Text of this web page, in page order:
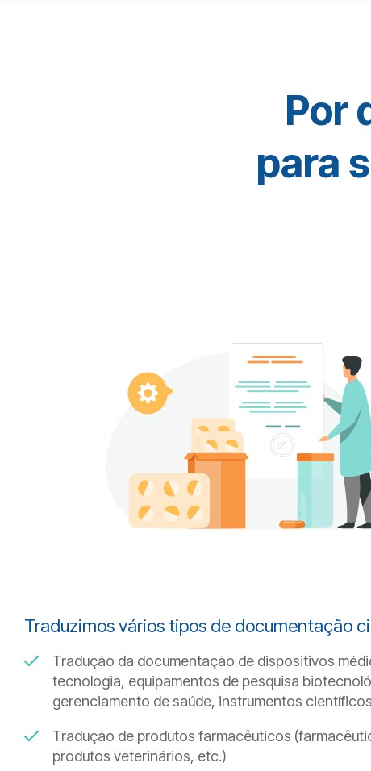
Por
para
Traduzimos vários tipos de documentação
Tradução da documentação de dispositivos
tecnologia, equipamentos de pesquisa
gerenciamento de saúde, instrumentos
Tradução de produtos farmacêuticos
produtos veterinários, etc.)